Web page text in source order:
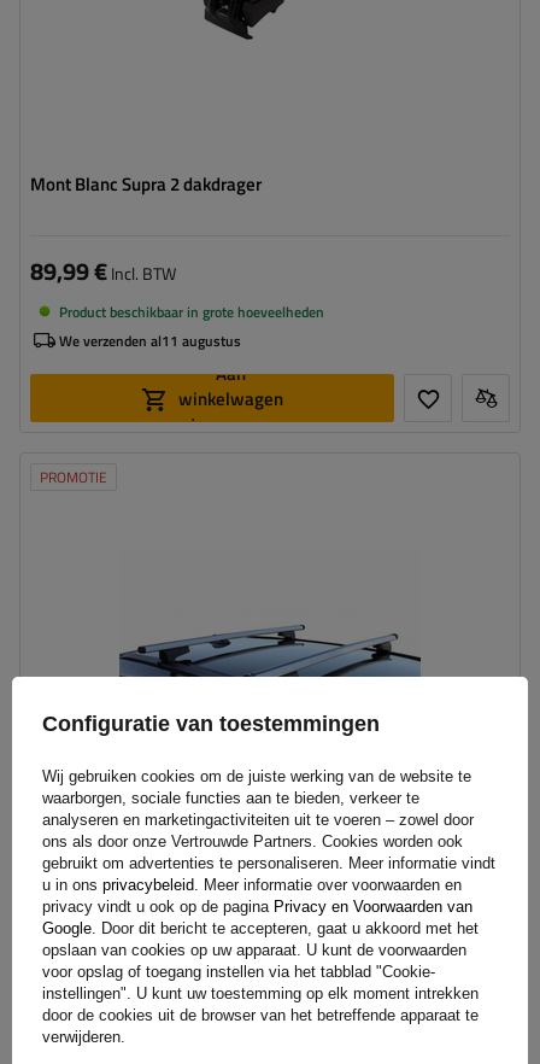
Mont Blanc Supra 2 dakdrager
89,99 €Incl. BTW
Product beschikbaar in grote hoeveelheden
We verzenden al11 augustus
Aan
winkelwagen
toevoegen
PROMOTIE
G3 CL 60.110 universele dakdrager voor traditionele en
geïntegreerde aluminium rails
117,00 €Incl. BTW
Laagste prijs van het product in de periode van 30 dagen voorafgaand aan de
korting:129,99 €-9%
Product beschikbaar in grote hoeveelheden
Configuratie van toestemmingen
Wij gebruiken cookies om de juiste werking van de website te
waarborgen, sociale functies aan te bieden, verkeer te
analyseren en marketingactiviteiten uit te voeren – zowel door
ons als door onze Vertrouwde Partners. Cookies worden ook
gebruikt om advertenties te personaliseren. Meer informatie vindt
u in ons privacybeleid . Meer informatie over voorwaarden en
privacy vindt u ook op de pagina Privacy en Voorwaarden van
Google . Door dit bericht te accepteren, gaat u akkoord met het
opslaan van cookies op uw apparaat. U kunt de voorwaarden
voor opslag of toegang instellen via het tabblad "Cookie-
instellingen". U kunt uw toestemming op elk moment intrekken
door de cookies uit de browser van het betreffende apparaat te
verwijderen.